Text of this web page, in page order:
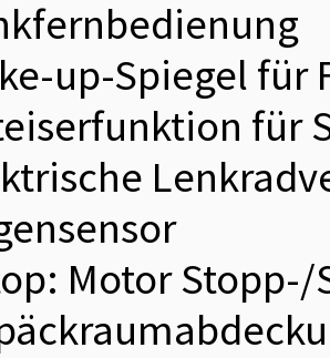
up-Spiegel für
für
Motor Stopp-/